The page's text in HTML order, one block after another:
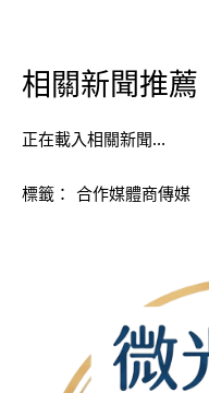
相關新聞推薦
正在載入相關新聞…
標籤： 合作媒體商傳媒